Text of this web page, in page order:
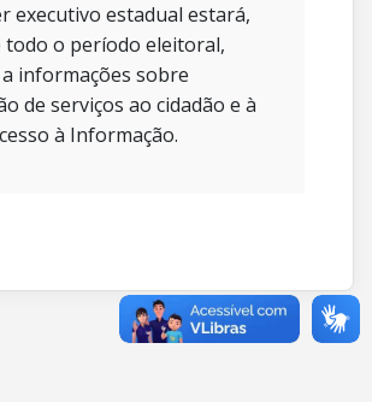
executivo estadual estará,
o período eleitoral,
informações sobre
de serviços ao cidadão e à
à Informação.